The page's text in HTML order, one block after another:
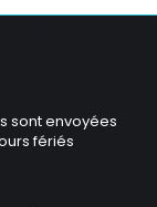
sont envoyées
fériés